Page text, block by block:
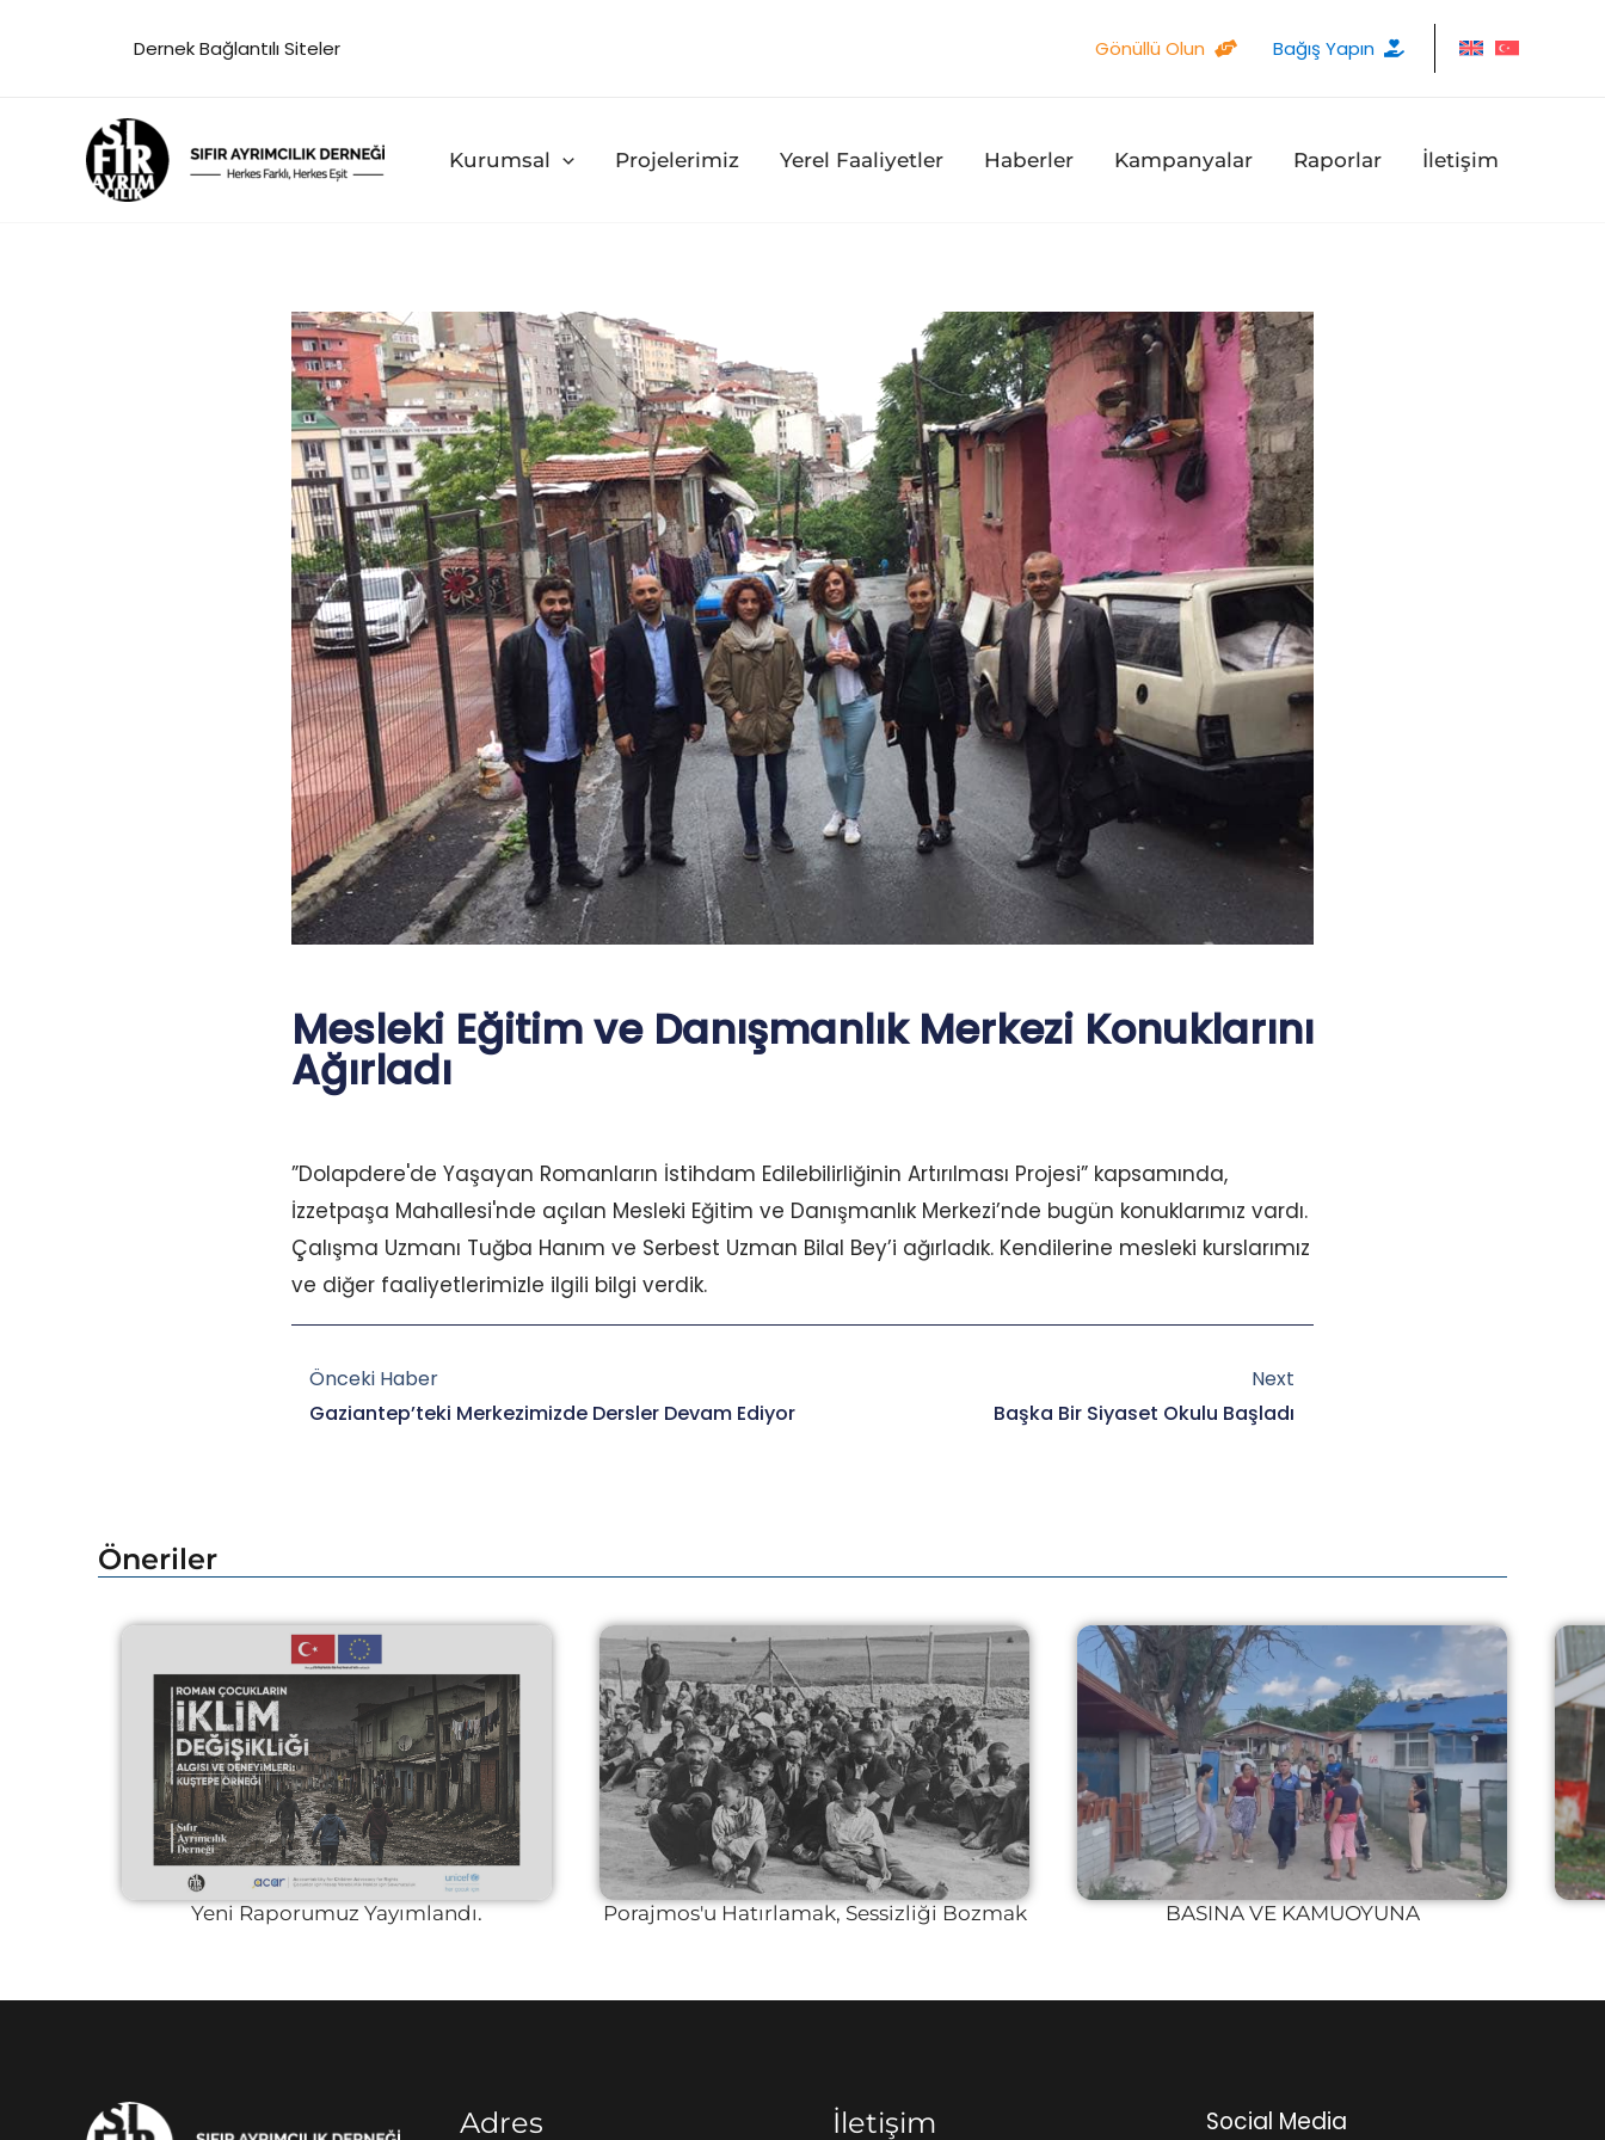
Dernek Bağlantılı Siteler Gönüllü Olun Bağış Yapın
Kurumsal Projelerimiz Yerel Faaliyetler Haberler Kampanyalar Raporlar İletişim
Mesleki Eğitim ve Danışmanlık Merkezi Konuklarını
Ağırladı
”Dolapdere'de Yaşayan Romanların İstihdam Edilebilirliğinin Artırılması Projesi” kapsamında,
İzzetpaşa Mahallesi'nde açılan Mesleki Eğitim ve Danışmanlık Merkezi’nde bugün konuklarımız vardı.
Çalışma Uzmanı Tuğba Hanım ve Serbest Uzman Bilal Bey’i ağırladık. Kendilerine mesleki kurslarımız
ve diğer faaliyetlerimizle ilgili bilgi verdik.
Önceki Haber
Gaziantep’teki Merkezimizde Dersler Devam Ediyor
Next
Başka Bir Siyaset Okulu Başladı
Öneriler
Yeni Raporumuz Yayımlandı. Porajmos'u Hatırlamak, Sessizliği Bozmak BASINA VE KAMUOYUNA
Adres İletişim Social Media